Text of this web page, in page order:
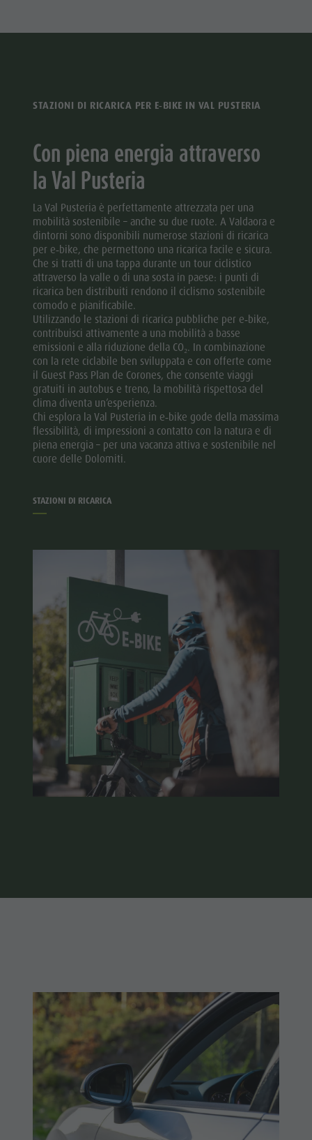
STAZIONI DI RICARICA PER E‑BIKE IN VAL PUSTERIA
Con piena energia attraverso
la Val Pusteria
La Val Pusteria è perfettamente attrezzata per una
mobilità sostenibile – anche su due ruote. A Valdaora e
dintorni sono disponibili numerose stazioni di ricarica
per e‑bike, che permettono una ricarica facile e sicura.
Che si tratti di una tappa durante un tour ciclistico
attraverso la valle o di una sosta in paese: i punti di
ricarica ben distribuiti rendono il ciclismo sostenibile
comodo e pianificabile.
Utilizzando le stazioni di ricarica pubbliche per e‑bike,
contribuisci attivamente a una mobilità a basse
emissioni e alla riduzione della CO₂. In combinazione
con la rete ciclabile ben sviluppata e con offerte come
il Guest Pass Plan de Corones, che consente viaggi
gratuiti in autobus e treno, la mobilità rispettosa del
clima diventa un’esperienza.
Chi esplora la Val Pusteria in e‑bike gode della massima
flessibilità, di impressioni a contatto con la natura e di
piena energia – per una vacanza attiva e sostenibile nel
cuore delle Dolomiti.
STAZIONI DI RICARICA